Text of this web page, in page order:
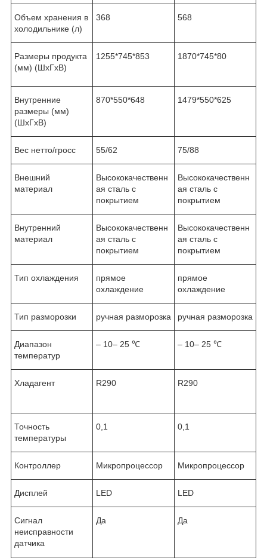
Объем хранения в
холодильнике (л)
368 568
Размеры продукта
(мм) (ШxГxВ)
1255*745*853 1870*745*80
Внутренние
размеры (мм)
(ШxГxВ)
870*550*648 1479*550*625
Вес нетто/гросс 55/62 75/88
Внешний
материал
Высококачественн
ая сталь с
покрытием
Высококачественн
ая сталь с
покрытием
Внутренний
материал
Высококачественн
ая сталь с
покрытием
Высококачественн
ая сталь с
покрытием
Тип охлаждения
прямое
охлаждение
прямое
охлаждение
Тип разморозки ручная разморозка ручная разморозка
Диапазон
температур
– 10– 25 ℃ – 10– 25 ℃
Хладагент R290 R290
Точность
температуры
0,1 0,1
Контроллер Микропроцессор Микропроцессор
Дисплей LED LED
Сигнал
неисправности
датчика
Да Да